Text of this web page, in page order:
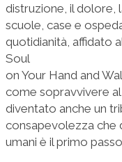
distruzione, il dolore,
scuole, case e
quotidianità, affidato
Soul
on Your Hand and
come sopravvivere
diventato anche un
consapevolezza che
umani è il primo